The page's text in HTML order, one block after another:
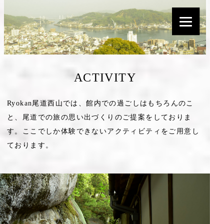
ACTIVITY
Ryokan尾道西山では、館内での過ごしはもちろんのこ
と、尾道での旅の思い出づくりのご提案をしておりま
す。ここでしか体験できないアクティビティをご用意し
ております。